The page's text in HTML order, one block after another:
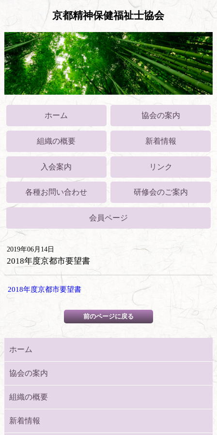
京都精神保健福祉士協会
ホーム 協会の案内
組織の概要 新着情報
入会案内 リンク
各種お問い合わせ 研修会のご案内
会員ページ
2019年06月14日
2018年度京都市要望書
2018年度京都市要望書
ホーム
協会の案内
組織の概要
新着情報